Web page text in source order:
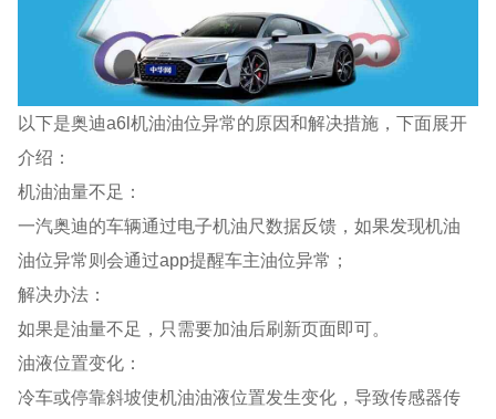
以下是奥迪a6l机油油位异常的原因和解决措施，下面展开
介绍：
机油油量不足：
一汽奥迪的车辆通过电子机油尺数据反馈，如果发现机油
油位异常则会通过app提醒车主油位异常；
解决办法：
如果是油量不足，只需要加油后刷新页面即可。
油液位置变化：
冷车或停靠斜坡使机油油液位置发生变化，导致传感器传